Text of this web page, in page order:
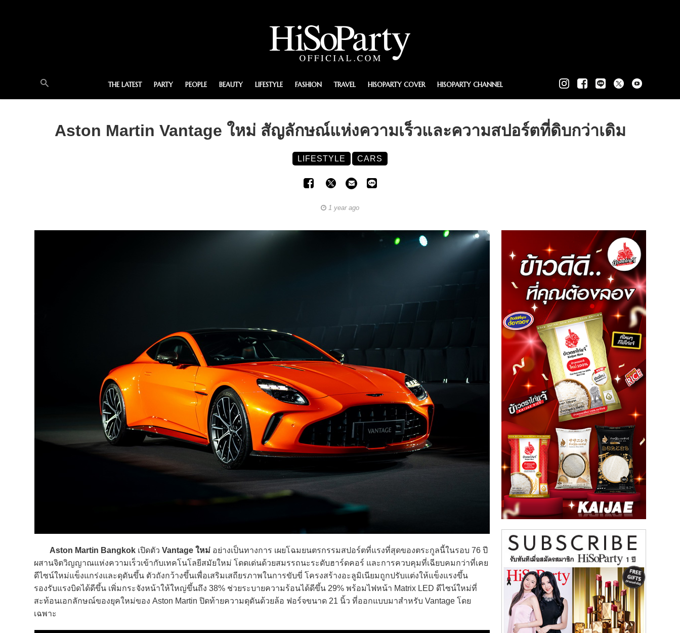
THE LATEST PARTY PEOPLE BEAUTY LIFESTYLE FASHION TRAVEL HISOPARTY COVER HISOPARTY CHANNEL
Aston Martin Vantage ใหม่ สัญลักษณ์แห่งความเร็วและความสปอร์ตที่ดิบกว่าเดิม
LIFESTYLE CARS
1 year ago
Aston Martin Bangkok เปิดตัว Vantage ใหม่ อย่างเป็นทางการ เผยโฉมยนตรกรรมสปอร์ตที่แรงที่สุดของตระกูลนี้ในรอบ 76 ปี
ผสานจิตวิญญาณแห่งความเร็วเข้ากับเทคโนโลยีสมัยใหม่ โดดเด่นด้วยสมรรถนะระดับฮาร์ดคอร์ และการควบคุมที่เฉียบคมกว่าที่เคย
ดีไซน์ใหม่แข็งแกร่งและดุดันขึ้น ตัวถังกว้างขึ้นเพื่อเสริมเสถียรภาพในการขับขี่ โครงสร้างอะลูมิเนียมถูกปรับแต่งให้แข็งแรงขึ้น
รองรับแรงบิดได้ดีขึ้น เพิ่มกระจังหน้าให้ใหญ่ขึ้นถึง 38% ช่วยระบายความร้อนได้ดีขึ้น 29% พร้อมไฟหน้า Matrix LED ดีไซน์ใหม่ที่
สะท้อนเอกลักษณ์ของยุคใหม่ของ Aston Martin ปิดท้ายความดุดันด้วยล้อ ฟอร์จขนาด 21 นิ้ว ที่ออกแบบมาสำหรับ Vantage โดย
เฉพาะ